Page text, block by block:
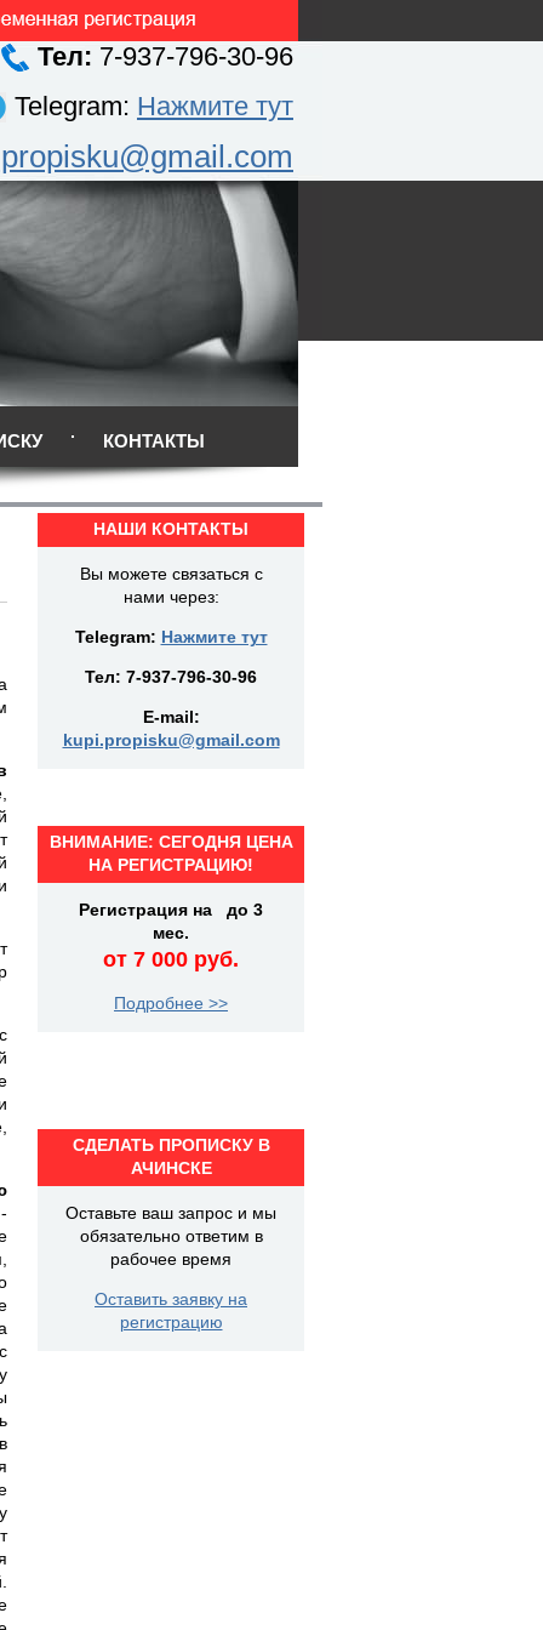
Тел: 7-937-796-30-96
Telegram: Нажмите тут
КОНТАКТЫ
-
НАШИ КОНТАКТЫ
Вы можете связаться с
нами через:
Telegram: Нажмите тут
Тел: 7-937-796-30-96
E-mail:
kupi.propisku@gmail.com
ВНИМАНИЕ: СЕГОДНЯ ЦЕНА
НА РЕГИСТРАЦИЮ!
Регистрация на до 3
мес.
от 7 000 руб.
Подробнее >>
СДЕЛАТЬ ПРОПИСКУ В
АЧИНСКЕ
Оставьте ваш запрос и мы
обязательно ответим в
рабочее время
Оставить заявку на
регистрацию